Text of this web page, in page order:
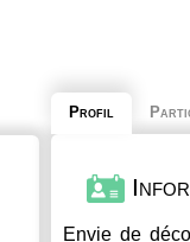
Profil
Envie de